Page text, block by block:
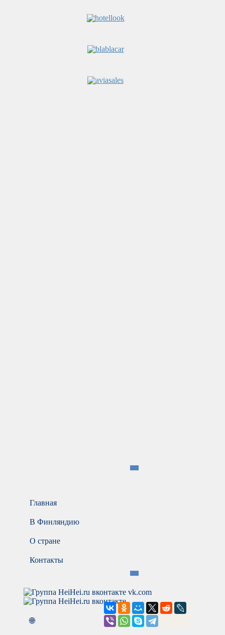
Главная
В Финляндию
О стране
Контакты
vk.com
🌐